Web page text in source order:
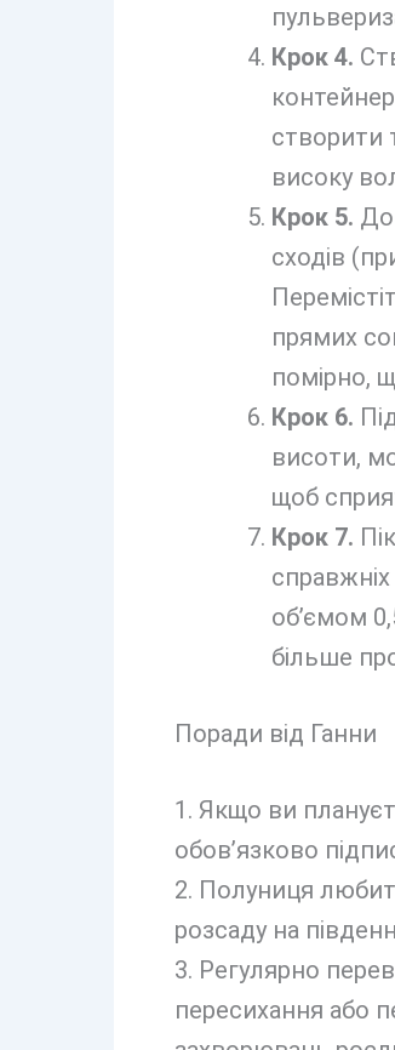
Крок 4.
створити
високу
Крок 5.
сходів
прямих
помірно,
Крок 6.
висоти,
щоб
Крок 7.
справжніх
об’ємом
більше
Поради від Ганни
1. Якщо ви
обов’язково
2. Полуниця
розсаду на
3. Регулярно
пересихання або